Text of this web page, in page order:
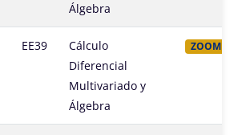
Álgebra
EE39
Cálculo
Diferencial
Multivariado y
Álgebra
ZOOM